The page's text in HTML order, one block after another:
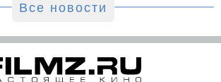
Все новости